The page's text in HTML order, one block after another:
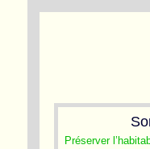
Préserver